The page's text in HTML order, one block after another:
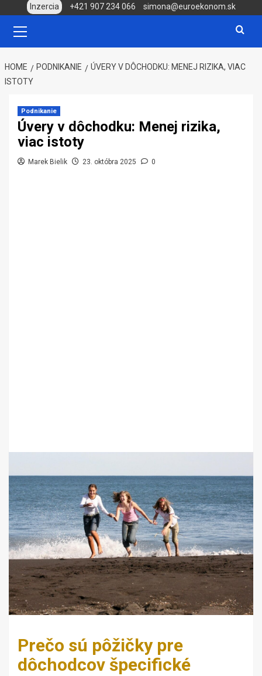
content
Inzercia +421 907 234 066
simona@euroekonom.sk
Menu
HOME PODNIKANIE
ÚVERY V DÔCHODKU: MENEJ RIZIKA, VIAC
ISTOTY
Podnikanie
Úvery v dôchodku: Menej rizika,
viac istoty
Marek Bielik 23. októbra 2025 0
Prečo sú pôžičky pre
dôchodcov špecifické